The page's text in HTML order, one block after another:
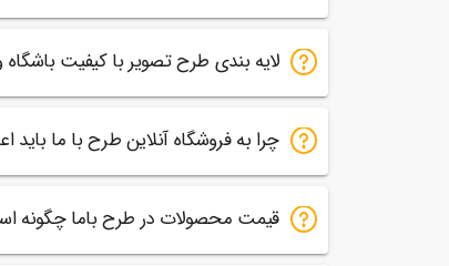
لایه بندی طرح تصویر با کیفیت
چرا به فروشگاه آنلاین طرح با ما باید
قیمت محصولات در طرح باما چگونه